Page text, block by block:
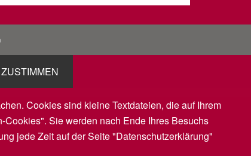
ZUSTIMMEN
Cookies sind kleine Textdateien, die auf Ihrem
Sie werden nach Ende Ihres Besuchs
jede Zeit auf der Seite "Datenschutzerklärung"